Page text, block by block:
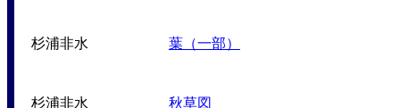
杉浦非水 葉（一部）
杉浦非水 秋草図